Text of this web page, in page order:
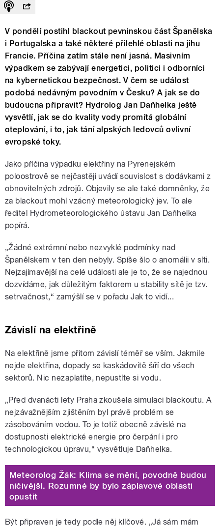
V pondělí postihl blackout pevninskou část Španělska
i Portugalska a také některé přilehlé oblasti na jihu
Francie. Příčina zatím stále není jasná. Masivním
výpadkem se zabývají energetici, politici i odborníci
na kybernetickou bezpečnost. V čem se událost
podobá nedávným povodním v Česku? A jak se do
budoucna připravit? Hydrolog Jan Daňhelka ještě
vysvětlí, jak se do kvality vody promítá globální
oteplování, i to, jak tání alpských ledovců ovlivní
evropské toky.
Jako příčina výpadku elektřiny na Pyrenejském
poloostrově se nejčastěji uvádí souvislost s dodávkami z
obnovitelných zdrojů. Objevily se ale také domněnky, že
za blackout mohl vzácný meteorologický jev. To ale
ředitel Hydrometeorologického ústavu Jan Daňhelka
popírá.
„Žádné extrémní nebo nezvyklé podmínky nad
Španělskem v ten den nebyly. Spíše šlo o anomálii v síti.
Nejzajímavější na celé události ale je to, že se najednou
dozvídáme, jak důležitým faktorem u stability sítě je tzv.
setrvačnost,“ zamýšlí se v pořadu Jak to vidí...
Závislí na elektřině
Na elektřině jsme přitom závislí téměř se vším. Jakmile
nejde elektřina, dopady se kaskádovitě šíří do všech
sektorů. Nic nezaplatíte, nepustíte si vodu.
„Před dvanácti lety Praha zkoušela simulaci blackoutu. A
nejzávažnějším zjištěním byl právě problém se
zásobováním vodou. To je totiž obecně závislé na
dostupnosti elektrické energie pro čerpání i pro
technologickou úpravu,“ vysvětluje Daňhelka.
Meteorolog Žák: Klima se mění, povodně budou
ničivější. Rozumné by bylo záplavové oblasti
opustit
Být připraven je tedy podle něj klíčové. „Já sám mám